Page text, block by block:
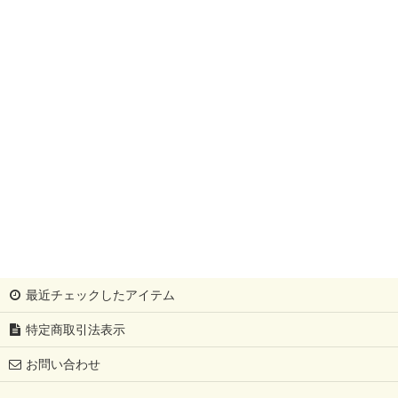
最近チェックしたアイテム
特定商取引法表示
お問い合わせ